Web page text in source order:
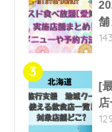
舗
3
[